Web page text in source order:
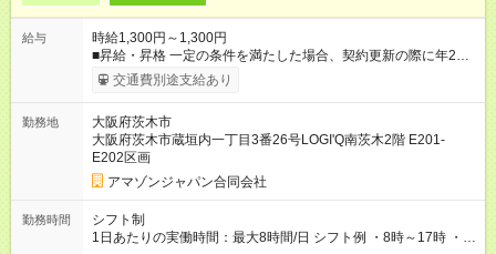
給与
時給1,300円～1,300円
■昇給・昇格 一定の条件を満たした場合、契約更新の際に年2回
まで昇給の機会があります。 ■正社員登用制度あり ※月末締/翌
月25日支払い ※時間外手当、別途支給 ※深夜割増賃金 (22:00～
☆Amazon直雇用で安定して働けます！ 【試用期間】試用期間あ
り 試用期間の長さ：1週間 雇用形態、給与は本採用時と同じで
す。
交通費別途支給あり
勤務地
大阪府茨木市
大阪府茨木市蔵垣内一丁目3番26号LOGI'Q南茨木2階 E201-
E202区画
アマゾンジャパン合同会社
勤務時間
シフト制
1日あたりの実働時間：最大8時間/日 シフト例 ・8時～17時 ・